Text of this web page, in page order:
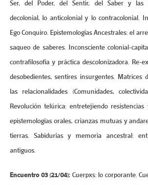
Ser, del Poder, del Sentir, del Saber y las
decolonial, lo anticolonial y lo contracolonial.
Ego Conquiro. Epistemologías Ancestrales: el
saqueo de saberes. Inconsciente colonial-
contrafilosofía y práctica descolonizadora. Re-
desobedientes, sentires insurgentes. Matrices
las relacionalidades (Comunidades,
Revolución telúrica: entretejiendo
epistemologías orales, crianzas mutuas y
tierras. Sabidurías y memoria ancestral:
antiguos.
Encuentro 03 (21/04): Cuerpxs: lo corporante.